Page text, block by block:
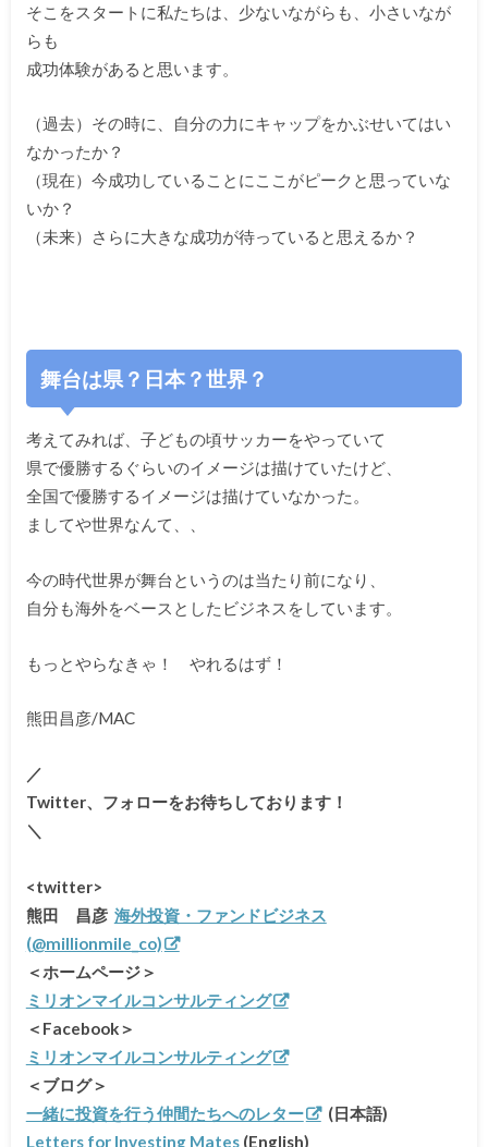
そこをスタートに私たちは、少ないながらも、小さいなが
らも
成功体験があると思います。
（過去）その時に、自分の力にキャップをかぶせいてはい
なかったか？
（現在）今成功していることにここがピークと思っていな
いか？
（未来）さらに大きな成功が待っていると思えるか？
舞台は県？日本？世界？
考えてみれば、子どもの頃サッカーをやっていて
県で優勝するぐらいのイメージは描けていたけど、
全国で優勝するイメージは描けていなかった。
ましてや世界なんて、、
今の時代世界が舞台というのは当たり前になり、
自分も海外をベースとしたビジネスをしています。
もっとやらなきゃ！ やれるはず！
熊田昌彦/MAC
／
Twitter、 フォローをお待ちしております！
＼
<twitter>
熊田 昌彦 海外投資・ファンドビジネス
(@millionmile_co)
＜ホームページ＞
ミリオンマイルコンサルティング
＜Facebook＞
ミリオンマイルコンサルティング
＜ブログ＞
一緒に投資を行う仲間たちへのレター
(日本語)
Letters for Investing Mates(English)